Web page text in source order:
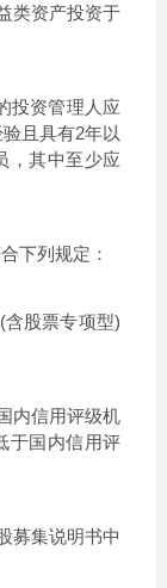
类资产投资于
投资管理人应
且具有2年以
，其中至少应
下列规定：
股票专项型)
内信用评级机
于国内信用评
集说明书中